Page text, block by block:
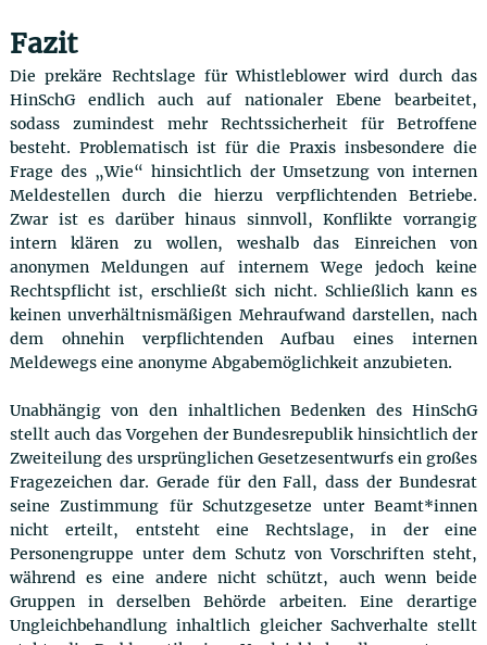
Fazit
Die prekäre Rechtslage für Whistleblower wird durch das
HinSchG endlich auch auf nationaler Ebene bearbeitet,
sodass zumindest mehr Rechtssicherheit für Betroffene
besteht. Problematisch ist für die Praxis insbesondere die
Frage des „Wie“ hinsichtlich der Umsetzung von internen
Meldestellen durch die hierzu verpflichtenden Betriebe.
Zwar ist es darüber hinaus sinnvoll, Konflikte vorrangig
intern klären zu wollen, weshalb das Einreichen von
anonymen Meldungen auf internem Wege jedoch keine
Rechtspflicht ist, erschließt sich nicht. Schließlich kann es
keinen unverhältnismäßigen Mehraufwand darstellen, nach
dem ohnehin verpflichtenden Aufbau eines internen
Meldewegs eine anonyme Abgabemöglichkeit anzubieten.
Unabhängig von den inhaltlichen Bedenken des HinSchG
stellt auch das Vorgehen der Bundesrepublik hinsichtlich der
Zweiteilung des ursprünglichen Gesetzesentwurfs ein großes
Fragezeichen dar. Gerade für den Fall, dass der Bundesrat
seine Zustimmung für Schutzgesetze unter Beamt*innen
nicht erteilt, entsteht eine Rechtslage, in der eine
Personengruppe unter dem Schutz von Vorschriften steht,
während es eine andere nicht schützt, auch wenn beide
Gruppen in derselben Behörde arbeiten. Eine derartige
Ungleichbehandlung inhaltlich gleicher Sachverhalte stellt